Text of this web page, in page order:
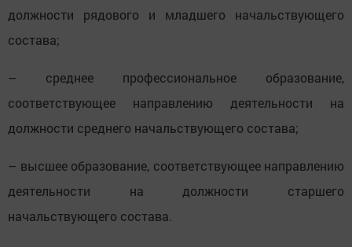
должности рядового и младшего начальствующего
состава;
– среднее профессиональное образование,
соответствующее направлению деятельности на
должности среднего начальствующего состава;
– высшее образование, соответствующее направлению
деятельности на должности старшего
начальствующего состава.